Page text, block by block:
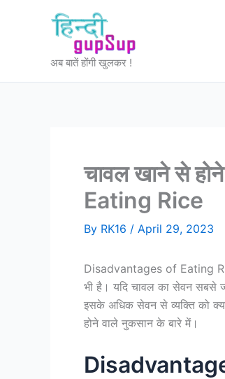
अब बातें होंगी खुलकर !
चावल खाने से
Eating Rice
By RK16 / April 29, 2023
Disadvantages of Eating
भी है। यदि चावल का सेवन सबसे
इसके अधिक सेवन से व्यक्ति को
होने वाले नुकसान के बारे में।